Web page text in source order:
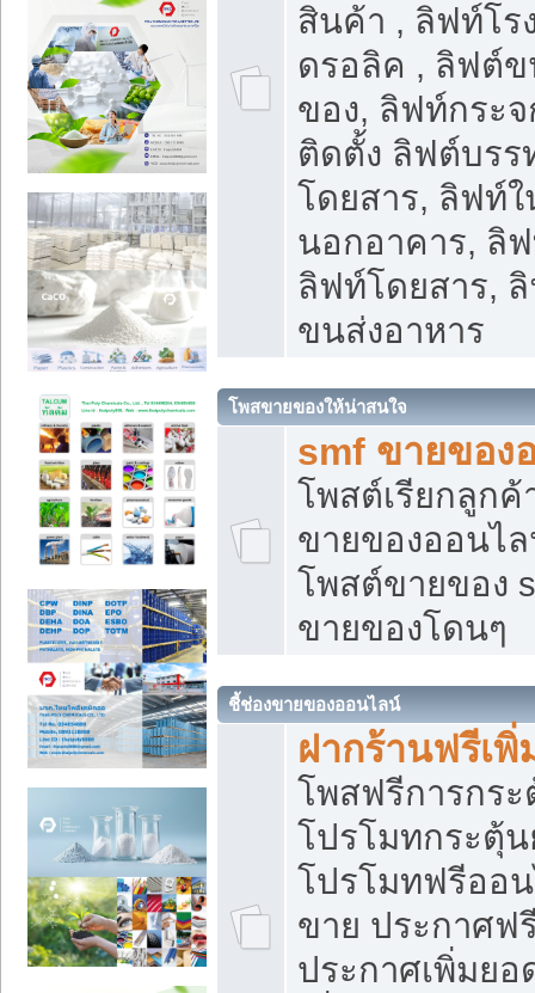
สินค้า , ลิฟท์โร
ดรอลิค , ลิฟต์
ของ, ลิฟท์กระ
ติดตั้ง ลิฟต์บร
โดยสาร, ลิฟท์
นอกอาคาร, ลิ
ลิฟท์โดยสาร,
ขนส่งอาหาร
โพสขายของให้น่าสนใจ
smf ขายของ
โพสต์เรียกลูกค้
ขายของออนไ
โพสต์ขายของ
ขายของโดนๆ
ชี้ช่องขายของออนไลน์
ฝากร้านฟรีเ
โพสฟรีการกร
โปรโมทกระตุ้
โปรโมทฟรีออ
ขาย ประกาศฟ
ประกาศเพิ่มย